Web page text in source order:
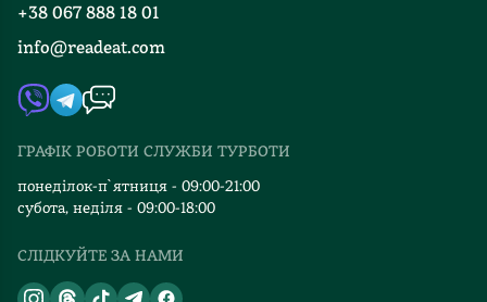
Книгарні
Контакти
Автори
Видавництва
Відгуки та оцінка RDT
+38 067 888 18 01
info@readeat.com
ГРАФІК РОБОТИ СЛУЖБИ ТУРБОТИ
понеділок-п`ятниця - 09:00-21:00
субота, неділя - 09:00-18:00
СЛІДКУЙТЕ ЗА НАМИ